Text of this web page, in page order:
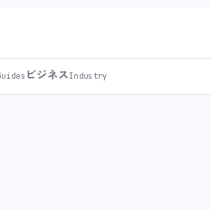
ビジネスIndustry